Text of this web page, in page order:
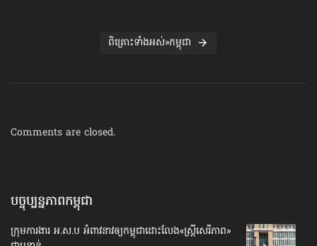
ពិគ្រោះទាំងអស់»កម្ពុជា
Comments are closed.
បច្ចុប្បន្នភាព​កម្ពុជា
ក្រុមការងារ អ.ស.ប អំពាវនាវ​ឲ្យកម្ពុជា​ដោះលែង​«ស្ត្រីសេរីភាព»​